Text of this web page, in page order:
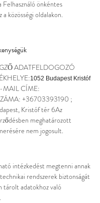
Felhasználó önkéntes
a közösségi oldalakon.
ADATFELDOGOZÓ
1052 Budapest Kristóf
CÍME:
+36703393190 ;
Kristóf tér 6Az
meghatározott
nem jogosult.
intézkedést megtenni annak
rendszerek biztonságát
tárolt adatokhoz való